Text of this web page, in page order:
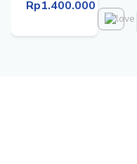
Rp1.400.000